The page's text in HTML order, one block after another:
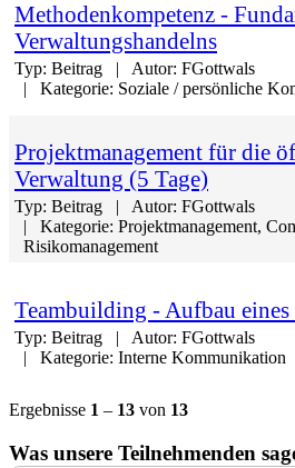
Methodenkompetenz -
Verwaltungshandelns
Typ: Beitrag Autor: FGottwals
Kategorie: Soziale / persönliche
Projektmanagement für die
Verwaltung (5 Tage)
Typ: Beitrag Autor: FGottwals
Kategorie: Projektmanagement,
Risikomanagement
Teambuilding - Aufbau eines
Typ: Beitrag Autor: FGottwals
Kategorie: Interne Kommunikation
Ergebnisse 1 – 13 von 13
Was unsere Teilnehmenden